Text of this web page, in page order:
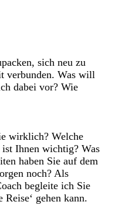
sich neu zu
verbunden. Was will
dabei vor? Wie
wirklich? Welche
ist Ihnen wichtig? Was
haben Sie auf dem
noch? Als
begleite ich Sie
gehen kann.